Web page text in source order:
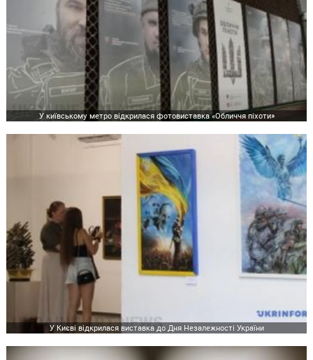
У київському метро відкрилася фотовиставка «Обличчя піхоти»
У Києві відкрилася виставка до Дня Незалежності України